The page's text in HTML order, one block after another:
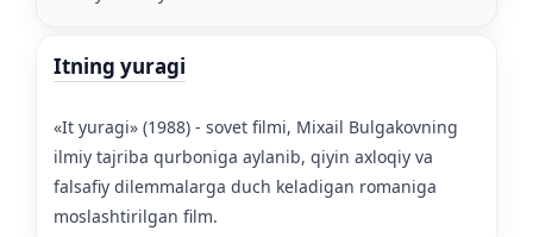
Itning yuragi
«It yuragi» (1988) - sovet filmi, Mixail Bulgakovning
ilmiy tajriba qurboniga aylanib, qiyin axloqiy va
falsafiy dilemmalarga duch keladigan romaniga
moslashtirilgan film.